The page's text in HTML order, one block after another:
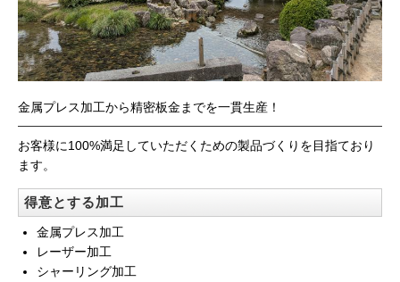
金属プレス加工から精密板金までを一貫生産！
お客様に100%満足していただくための製品づくりを目指ており
ます。
得意とする加工
金属プレス加工
レーザー加工
シャーリング加工